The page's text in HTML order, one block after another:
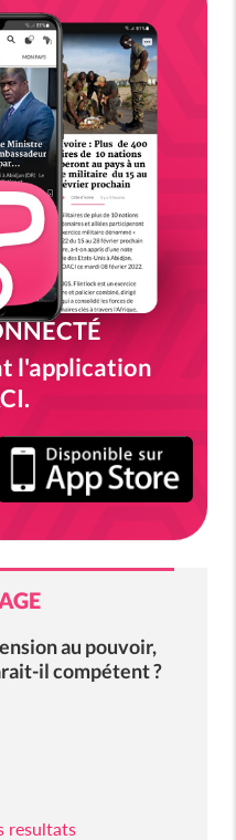
l'application
au pouvoir,
il compétent ?
resultats